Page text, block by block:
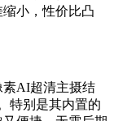
小，性价比凸
素AI超清主摄结
特别是其内置的